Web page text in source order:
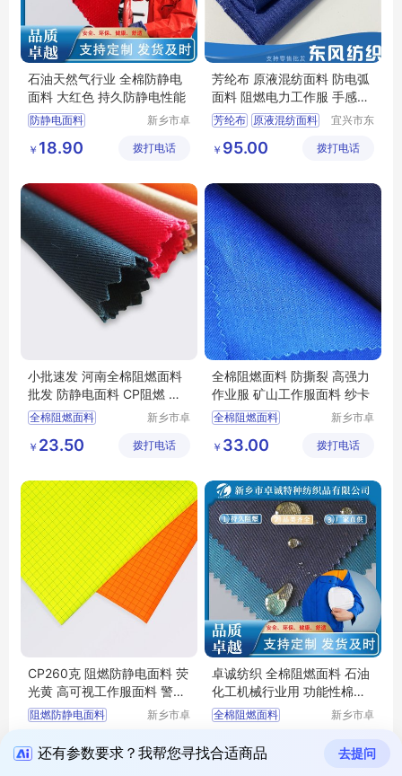
石油天然气行业 全棉防静电
面料 大红色 持久防静电性能
防静电面料
阻燃防静电面料
新乡市卓
织品有限
￥ 18.90 拨打电话
芳纶布 原液混纺面料 防电弧
面料 阻燃电力工作服 手感柔
软
芳纶布 原液混纺面料
阻燃电力工作服
宜兴市东
限公司
￥ 95.00 拨打电话
小批速发 河南全棉阻燃面料
批发 防静电面料 CP阻燃 舒
适透气 健康环保
全棉阻燃面料
阻燃防静电面料
新乡市卓
织品有限
￥ 23.50 拨打电话
全棉阻燃面料 防撕裂 高强力
作业服 矿山工作服面料 纱卡
全棉阻燃面料
耐磨布 工作服面料
新乡市卓
织品有限
￥ 33.00 拨打电话
CP260克 阻燃防静电面料 荧
光黄 高可视工作服面料 警示
安全防护面料
阻燃防静电面料
荧光黄面料
安全防护面料
新乡市卓
织品有限
公司
￥ 60.70
卓诚纺织 全棉阻燃面料 石油
化工机械行业用 功能性棉类
面料
全棉阻燃面料
功能性棉类面料
阻燃布
阻燃服
新乡市卓
织品有限
公司
￥ 26.00
还有参数要求？我帮您寻找合适商品 去提问